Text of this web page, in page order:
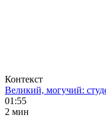
Контекст
Великий, могучий:
01:55
2 мин